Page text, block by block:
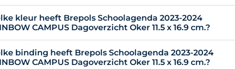
kleur heeft Brepols Schoolagenda 2023-2024
CAMPUS Dagoverzicht Oker 11.5 x 16.9 cm.?
binding heeft Brepols Schoolagenda 2023-2024
CAMPUS Dagoverzicht Oker 11.5 x 16.9 cm.?